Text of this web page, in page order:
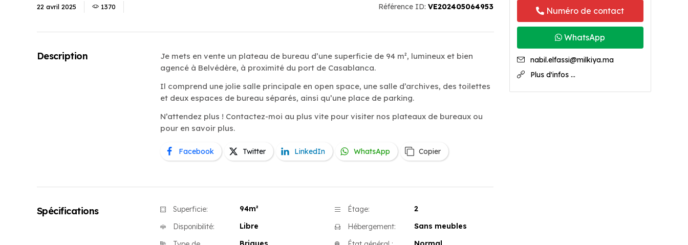
22 avril 2025 1370 Référence ID: VE202405064953
Description
Je mets en vente un plateau de bureau d’une superficie de 94 m², lumineux et bien
agencé à Belvédère, à proximité du port de Casablanca.
Il comprend une jolie salle principale en open space, une salle d’archives, des toilettes
et deux espaces de bureau séparés, ainsi qu’une place de parking.
N’attendez plus ! Contactez-moi au plus vite pour visiter nos plateaux de bureaux ou
pour en savoir plus.
Facebook Twitter LinkedIn WhatsApp Copier
Spécifications Superficie: 94m² Étage:
2
Disponibilité:
Libre Hébergement:
Sans meubles
Numéro de contact
WhatsApp
nabil.elfassi@milkiya.ma
Plus d'infos ...